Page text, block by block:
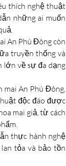
thích nghệ thuật
những ai muốn
An Phú Đông còn
truyền thống và
lớn về sự đa dạng
mai An Phú Đông,
độc đáo được
mai giả, từ cách
thực hành nghệ
tỏa và bảo tồn